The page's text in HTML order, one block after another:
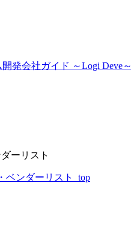
発会社ガイド ～Logi Deve～
ーリスト
ベンダーリスト_top